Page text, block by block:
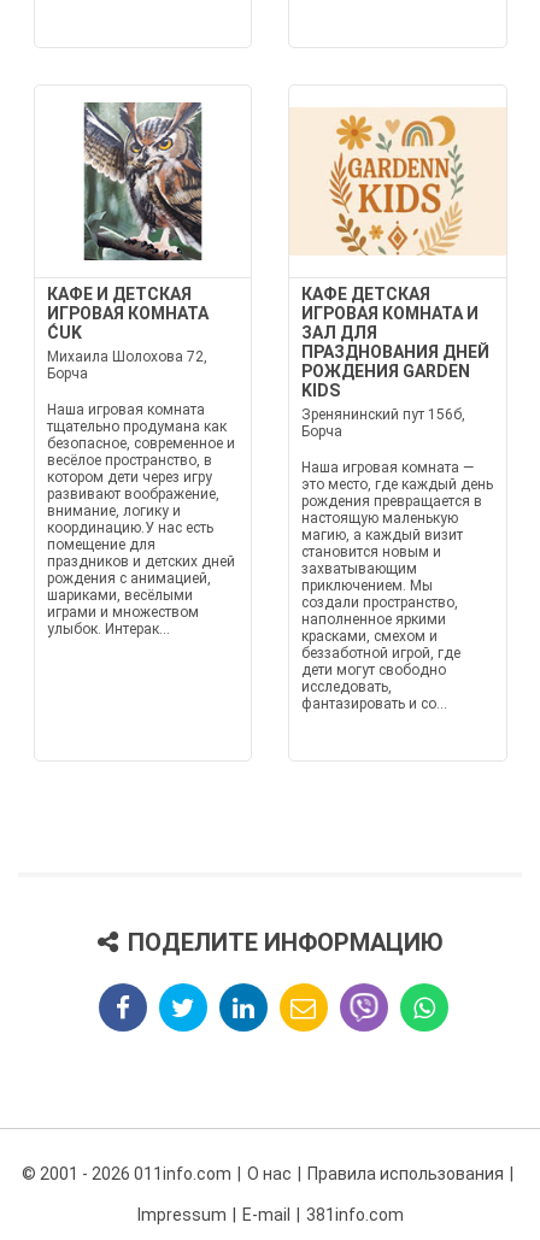
КАФЕ И ДЕТСКАЯ
ИГРОВАЯ КОМНАТА
ĆUK
Михаила Шолохова 72,
Борча
Наша игровая комната
тщательно продумана как
безопасное, современное и
весёлое пространство, в
котором дети через игру
развивают воображение,
внимание, логику и
координацию.У нас есть
помещение для
праздников и детских дней
рождения с анимацией,
шариками, весёлыми
играми и множеством
улыбок. Интерак...
КАФЕ ДЕТСКАЯ
ИГРОВАЯ КОМНАТА И
ЗАЛ ДЛЯ
ПРАЗДНОВАНИЯ ДНЕЙ
РОЖДЕНИЯ GARDEN
KIDS
Зренянинский пут 156б,
Борча
Наша игровая комната —
это место, где каждый день
рождения превращается в
настоящую маленькую
магию, а каждый визит
становится новым и
захватывающим
приключением. Мы
создали пространство,
наполненное яркими
красками, смехом и
беззаботной игрой, где
дети могут свободно
исследовать,
фантазировать и со...
ПОДЕЛИТЕ ИНФОРМАЦИЮ
© 2001 - 2026 011info.com О нас Правила использования
Impressum E-mail 381info.com